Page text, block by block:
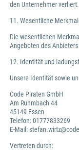
den Unternehmer verliert.
11. Wesentliche
Die wesentlichen
Angeboten des
12. Identität und
Unsere Identität sowie
Code Piraten GmbH
Am Ruhmbach 44
45149 Essen
Telefon: 01777833269
E-Mail:
Vertreten durch: